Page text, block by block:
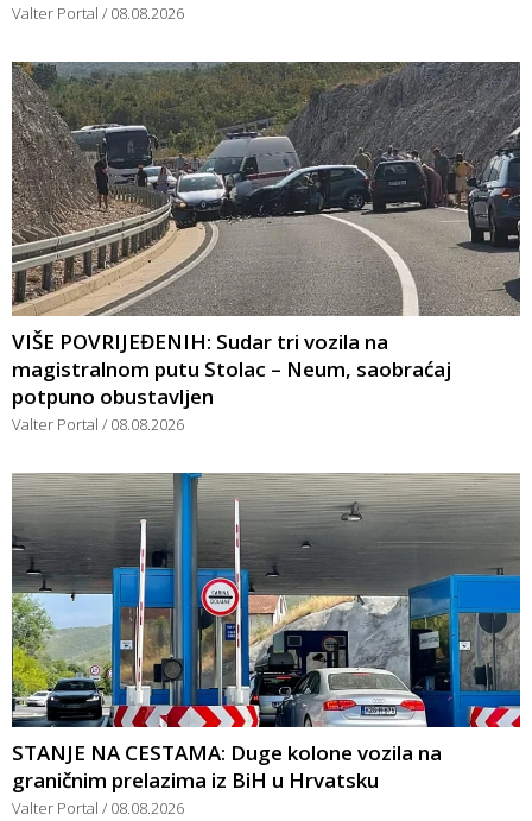
Valter Portal 08.08.2026
VIŠE POVRIJEĐENIH: Sudar tri vozila na
magistralnom putu Stolac – Neum, saobraćaj
potpuno obustavljen
Valter Portal 08.08.2026
STANJE NA CESTAMA: Duge kolone vozila na
graničnim prelazima iz BiH u Hrvatsku
Valter Portal 08.08.2026